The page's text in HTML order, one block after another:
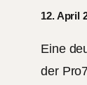
12. April
Eine
der